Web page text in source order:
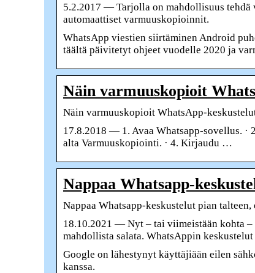
5.2.2017 — Tarjolla on mahdollisuus tehdä
automaattiset varmuuskopioinnit.
WhatsApp viestien siirtäminen Android
täältä päivitetyt ohjeet vuodelle 2020 ja
Näin varmuuskopioit
Näin varmuuskopioit WhatsApp-
17.8.2018 — 1. Avaa Whatsapp-sovellus. ·
alta Varmuuskopiointi. · 4. Kirjaudu …
Nappaa Whatsapp-
Nappaa Whatsapp-keskustelut pian
18.10.2021 — Nyt – tai viimeistään kohta
mahdollista salata. WhatsAppin
Google on lähestynyt käyttäjiään eilen
kanssa.